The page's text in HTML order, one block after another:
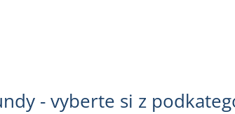
- vyberte si z